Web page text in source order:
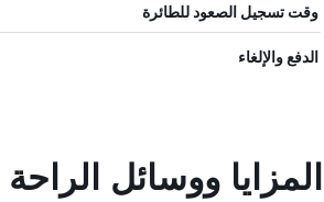
وقت تسجيل الصعود للطائرة
الدفع والإلغاء
المزايا ووسائل